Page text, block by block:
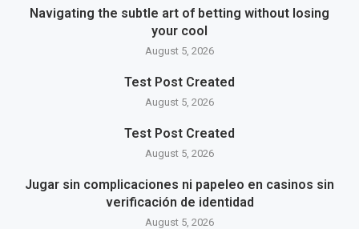
Navigating the subtle art of betting without losing
your cool
August 5, 2026
Test Post Created
August 5, 2026
Test Post Created
August 5, 2026
Jugar sin complicaciones ni papeleo en casinos sin
verificación de identidad
August 5, 2026